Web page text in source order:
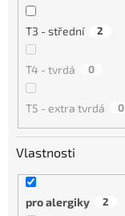
T3 - střední 2
T4 - tvrdá 0
T5 - extra tvrdá 0
Vlastnosti
pro alergiky 2